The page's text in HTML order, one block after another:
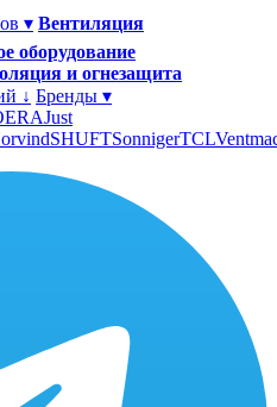
▾ Вентиляция
оборудование
и огнезащита
↓ Бренды ▾
ERAJust
SHUFTSonnigerTCL